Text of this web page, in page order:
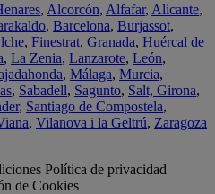
, Alcorcón, Alfafar, Alicante,
, Barcelona, Burjassot,
, Finestrat, Granada, Huércal de
, La Zenia, Lanzarote, León,
, Málaga, Murcia,
, Sabadell, Sagunto, Salt, Girona,
, Santiago de Compostela,
, Vilanova i la Geltrú, Zaragoza
Política de privacidad
de Cookies